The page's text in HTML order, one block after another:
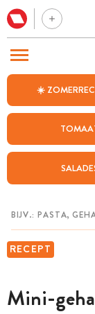
☀️
RECEPT
Mini-
BEZOEK ONZE
WEEKMENU
CHAT MET MAIA
MIJN BEWAARDE